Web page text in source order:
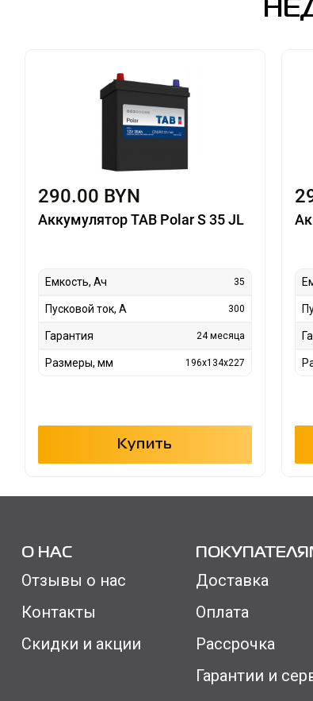
290.00 BYN
Аккумулятор TAB Polar S 35 JL
Емкость, Ач 35
Пусковой ток, А 300
Гарантия 24 месяца
Размеры, мм 196x134x227
Купить
О НАС
Отзывы о нас
Контакты
Скидки и акции
Доставка
Оплата
Рассрочка
Гарантии и